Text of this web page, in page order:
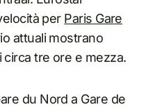
per Paris Gare
attuali mostrano
tre ore e mezza.
du Nord a Gare de